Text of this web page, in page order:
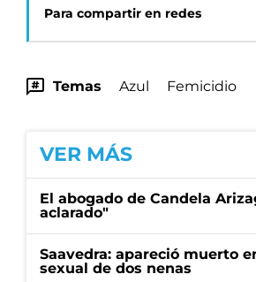
Para compartir en redes
Temas Azul Femicidio
VER MÁS
El abogado de Candela
aclarado"
Saavedra: apareció muerto
sexual de dos nenas